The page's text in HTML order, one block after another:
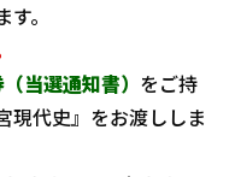
。
当選通知書） をご持
現代史』をお渡ししま